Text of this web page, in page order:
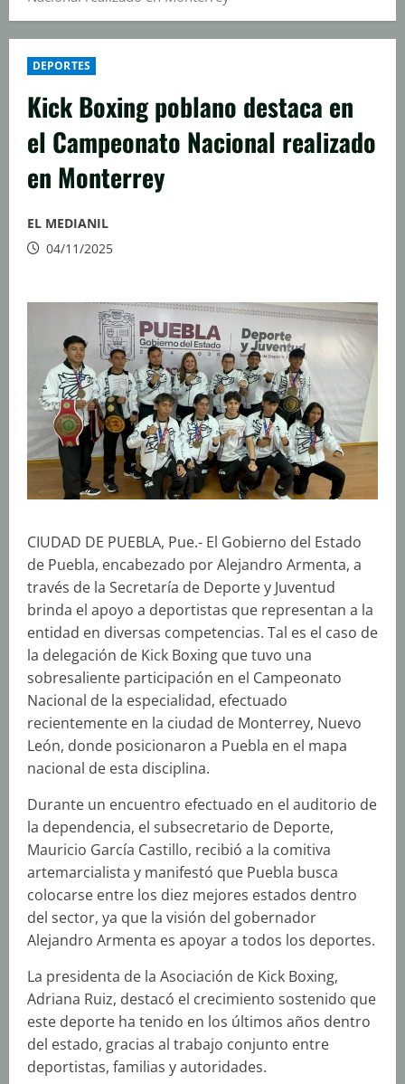
DEPORTES
Kick Boxing poblano destaca en
el Campeonato Nacional realizado
en Monterrey
EL MEDIANIL
04/11/2025
CIUDAD DE PUEBLA, Pue.- El Gobierno del Estado
de Puebla, encabezado por Alejandro Armenta, a
través de la Secretaría de Deporte y Juventud
brinda el apoyo a deportistas que representan a la
entidad en diversas competencias. Tal es el caso de
la delegación de Kick Boxing que tuvo una
sobresaliente participación en el Campeonato
Nacional de la especialidad, efectuado
recientemente en la ciudad de Monterrey, Nuevo
León, donde posicionaron a Puebla en el mapa
nacional de esta disciplina.
Durante un encuentro efectuado en el auditorio de
la dependencia, el subsecretario de Deporte,
Mauricio García Castillo, recibió a la comitiva
artemarcialista y manifestó que Puebla busca
colocarse entre los diez mejores estados dentro
del sector, ya que la visión del gobernador
Alejandro Armenta es apoyar a todos los deportes.
La presidenta de la Asociación de Kick Boxing,
Adriana Ruiz, destacó el crecimiento sostenido que
este deporte ha tenido en los últimos años dentro
del estado, gracias al trabajo conjunto entre
deportistas, familias y autoridades.